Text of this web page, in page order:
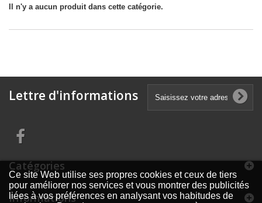
Il n'y a aucun produit dans cette catégorie.
Lettre d'informations
Catégories
Informations
Ce site Web utilise ses propres cookies et ceux de tiers
pour améliorer nos services et vous montrer des publicités
liées à vos préférences en analysant vos habitudes de